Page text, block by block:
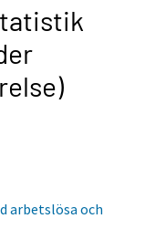
arbetslösa och